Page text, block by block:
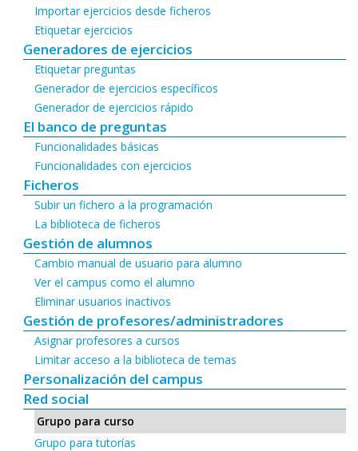
Importar ejercicios desde ficheros
Etiquetar ejercicios
Generadores de ejercicios
Etiquetar preguntas
Generador de ejercicios específicos
Generador de ejercicios rápido
El banco de preguntas
Funcionalidades básicas
Funcionalidades con ejercicios
Ficheros
Subir un fichero a la programación
La biblioteca de ficheros
Gestión de alumnos
Cambio manual de usuario para alumno
Ver el campus como el alumno
Eliminar usuarios inactivos
Gestión de profesores/administradores
Asignar profesores a cursos
Limitar acceso a la biblioteca de temas
Personalización del campus
Red social
Grupo para curso
Grupo para tutorías